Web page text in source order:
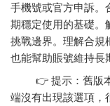
手機號或官方申訴。
期穩定使用的基礎。
挑戰邊界。理解合規
也能幫助賬號維持長
👉 提示：舊版本
端沒有出現該選項，